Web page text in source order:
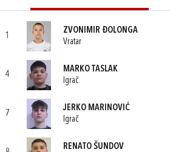
1
ZVONIMIR ĐOLONGA
Vratar
4
MARKO TASLAK
Igrač
7
JERKO MARINOVIĆ
Igrač
RENATO ŠUNDOV